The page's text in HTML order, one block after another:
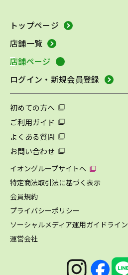
トップページ
店舗一覧
店舗ページ
ログイン・新規会員登録
初めての方へ
ご利用ガイド
よくある質問
お問い合わせ
イオングループサイトへ
特定商法取引法に基づく表示
会員規約
プライバシーポリシー
ソーシャルメディア運用ガイドライン
運営会社